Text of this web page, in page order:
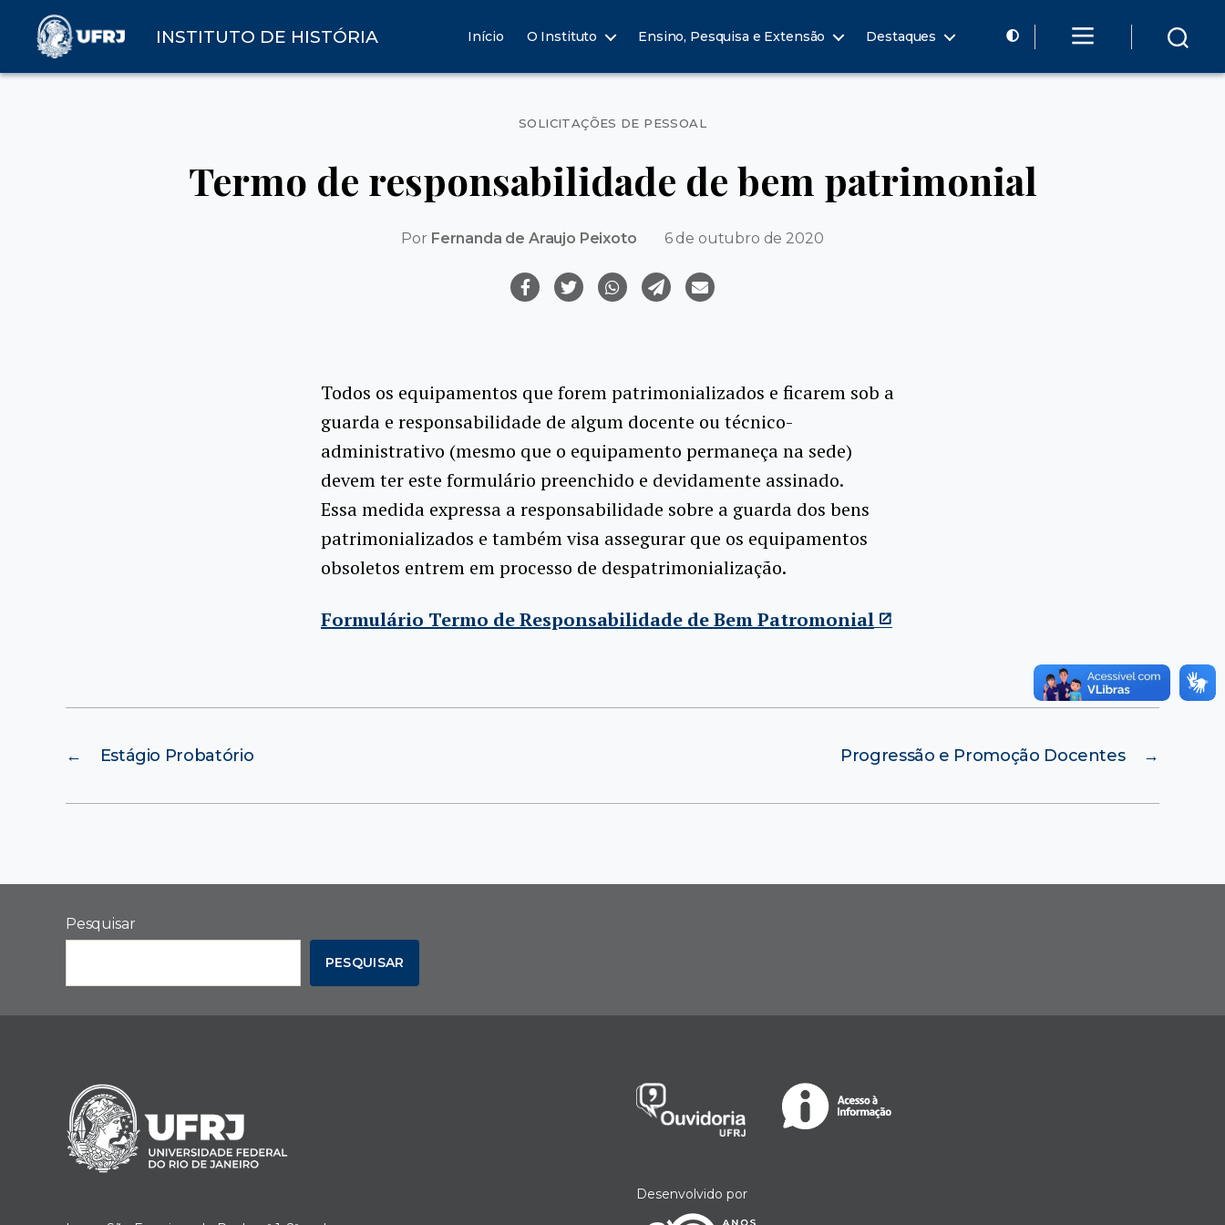
INSTITUTO DE HISTÓRIA Início O Instituto Ensino, Pesquisa e Extensão Destaques
Categorias
SOLICITAÇÕES DE PESSOAL
Termo de responsabilidade de bem patrimonial
Por Fernanda de Araujo Peixoto 6 de outubro de 2020
Todos os equipamentos que forem patrimonializados e ficarem sob a
guarda e responsabilidade de algum docente ou técnico-
administrativo (mesmo que o equipamento permaneça na sede)
devem ter este formulário preenchido e devidamente assinado.
Essa medida expressa a responsabilidade sobre a guarda dos bens
patrimonializados e também visa assegurar que os equipamentos
obsoletos entrem em processo de despatrimonialização.
Formulário Termo de Responsabilidade de Bem Patromonial
← Estágio Probatório →
Progressão e Promoção Docentes
Pesquisar
PESQUISAR
Desenvolvido por